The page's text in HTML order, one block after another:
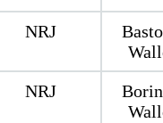
NRJ
NRJ